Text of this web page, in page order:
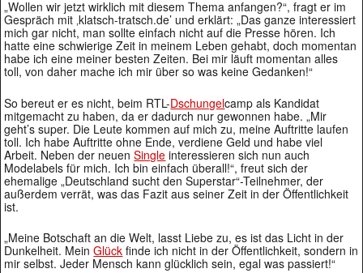
„Wollen wir jetzt wirklich mit diesem Thema anfangen?“, fragt er im
Gespräch mit ‚klatsch-tratsch.de’ und erklärt: „Das ganze interessiert
mich gar nicht, man sollte einfach nicht auf die Presse hören. Ich
hatte eine schwierige Zeit in meinem Leben gehabt, doch momentan
habe ich eine meiner besten Zeiten. Bei mir läuft momentan alles
toll, von daher mache ich mir über so was keine Gedanken!“
So bereut er es nicht, beim RTL-Dschungelcamp als Kandidat
mitgemacht zu haben, da er dadurch nur gewonnen habe. „Mir
geht’s super. Die Leute kommen auf mich zu, meine Auftritte laufen
toll. Ich habe Auftritte ohne Ende, verdiene Geld und habe viel
Arbeit. Neben der neuenSingle interessieren sich nun auch
Modelabels für mich. Ich bin einfach überall!“, freut sich der
ehemalige „Deutschland sucht den Superstar“-Teilnehmer, der
außerdem verrät, was das Fazit aus seiner Zeit in der Öffentlichkeit
ist.
„Meine Botschaft an die Welt, lasst Liebe zu, es ist das Licht in der
Dunkelheit. MeinGlück finde ich nicht in der Öffentlichkeit, sondern in
mir selbst. Jeder Mensch kann glücklich sein, egal was passiert!“